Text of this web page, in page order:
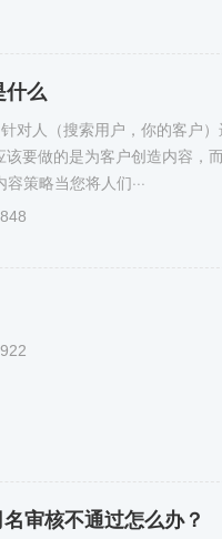
什么
对人（搜索用户，你的客户
要做的是为客户创造内容，
策略当您将人们···
848
922
审核不通过怎么办？